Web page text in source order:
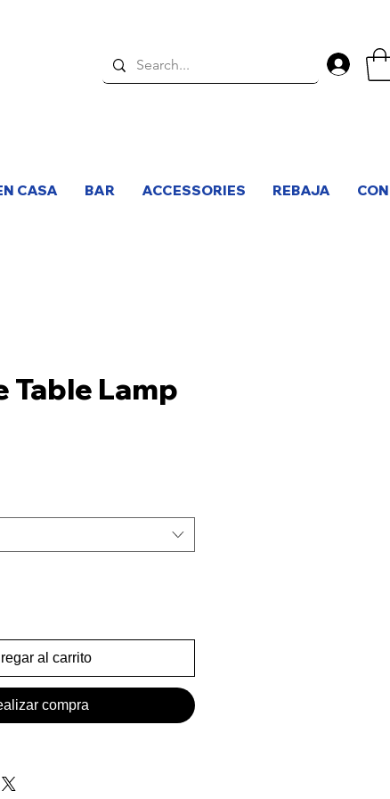
CASA BAR ACCESSORIES REBAJA
Table Lamp
al carrito
compra